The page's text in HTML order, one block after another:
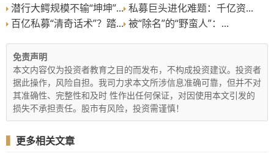
潜行大鳄规模不输“坤坤”... 私募巨头进化难题：千亿资...
百亿私募“清奇话术”？踏... 被“除名”的“野蛮人”：...
免责声明
本文内容仅为投资者教育之目的而发布，不构成投资建议。投资者
据此操作，风险自担。我司力求本文所涉信息准确可靠，但并不对
其准确性、完整性和及时 性作出任何保证，对因使用本文引发的
损失不承担责任。股市有风险，投资需谨慎！
▍ 更多相关文章